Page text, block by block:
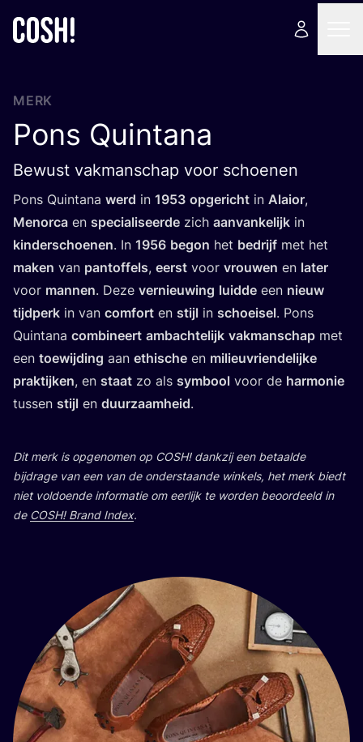
MERK
Pons Quintana
Bewust vakmanschap voor schoenen
Pons Quint­a­na werd in 1953 opge­richt in Alai­or,
Menor­ca en spe­ci­a­li­seer­de zich aan­van­ke­lijk in
kin­der­schoe­nen. In 1956 begon het bedrijf met het
maken van pan­tof­fels, eerst voor vrou­wen en later
voor man­nen. Deze ver­nieu­wing luid­de een nieuw
tijd­perk in van com­fort en stijl in schoei­sel. Pons
Quint­a­na com­bi­neert ambach­te­lijk vak­man­schap met
een toe­wij­ding aan ethi­sche en mili­eu­vrien­de­lij­ke
prak­tij­ken, en staat zo als sym­bool voor de har­mo­nie
tus­sen stijl en duur­zaam­heid.
Dit merk is opge­no­men op COSH! dank­zij een betaal­de
bij­dra­ge van een van de onder­staan­de win­kels, het merk biedt
niet vol­doen­de infor­ma­tie om eer­lijk te wor­den beoor­deeld in
de COSH! Brand Index.